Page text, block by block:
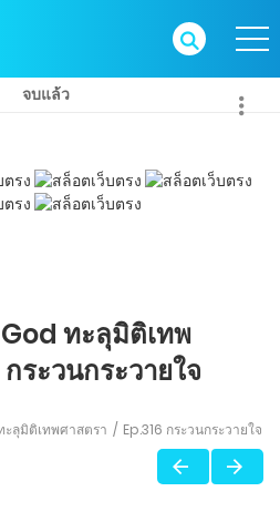
จบแล้ว
ทะลุมิติเทพ
ระวนกระวายใจ
ลุมิติเทพศาสตรา Ep.316 กระวนกระวายใจ